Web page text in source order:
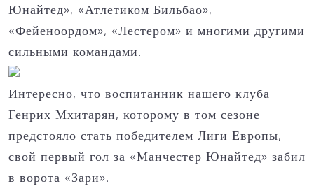
Юнайтед», «Атлетиком Бильбао»,
«Фейеноордом», «Лестером» и многими другими
сильными командами.
Интересно, что воспитанник нашего клуба
Генрих Мхитарян, которому в том сезоне
предстояло стать победителем Лиги Европы,
свой первый гол за «Манчестер Юнайтед» забил
в ворота «Зари».